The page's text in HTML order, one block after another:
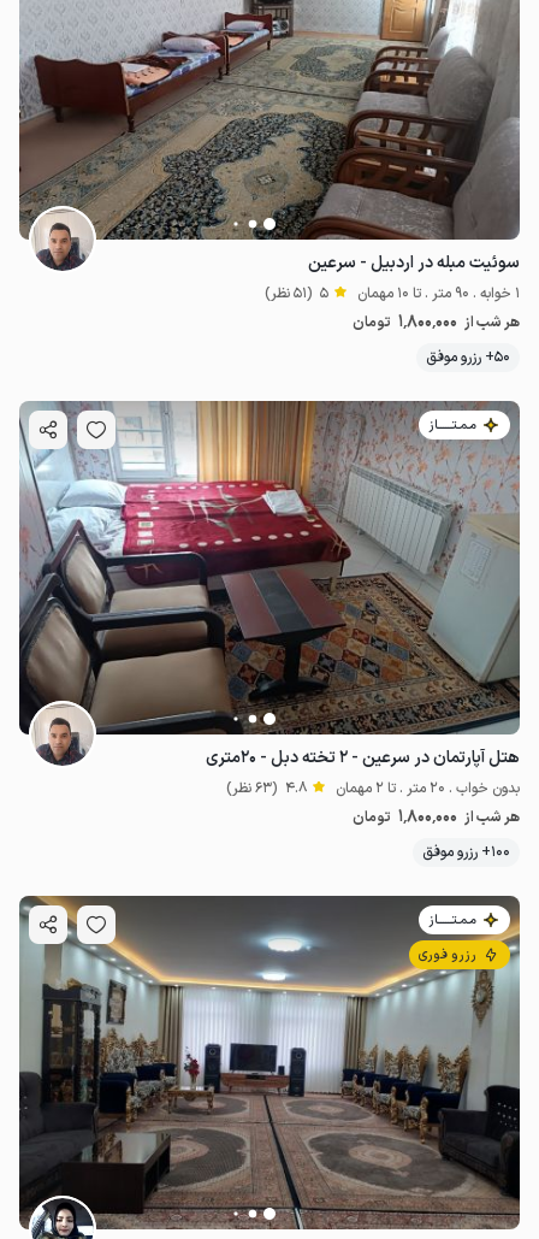
سوئیت مبله در اردبیل - سرعین
1 خوابه . 90 متر . تا 10 مهمان 5 (51 نظر)
هر شب از 1٬800٬000 تومان
50+ رزرو موفق
مـمـتــــــاز
هتل آپارتمان در سرعین - ۲ تخته دبل - ۲۰متری
بدون خواب . 20 متر . تا 2 مهمان 4.8 (63 نظر)
هر شب از 1٬800٬000 تومان
100+ رزرو موفق
مـمـتــــــاز
رزرو فوری